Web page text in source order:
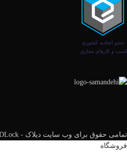
تمامی حقوق برای وب سایت دیلاک - DLock محفوظ است
فروشگاه